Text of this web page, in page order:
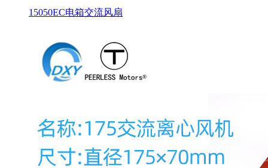
15050EC电箱交流风扇